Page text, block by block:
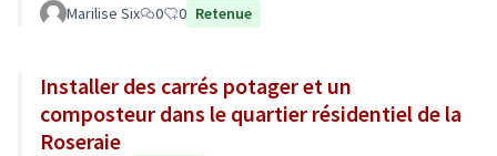
Marilise Six 0 0 Retenue
Installer des carrés potager et un
composteur dans le quartier résidentiel de la
Roseraie